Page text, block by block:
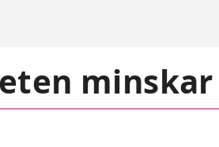
minskar